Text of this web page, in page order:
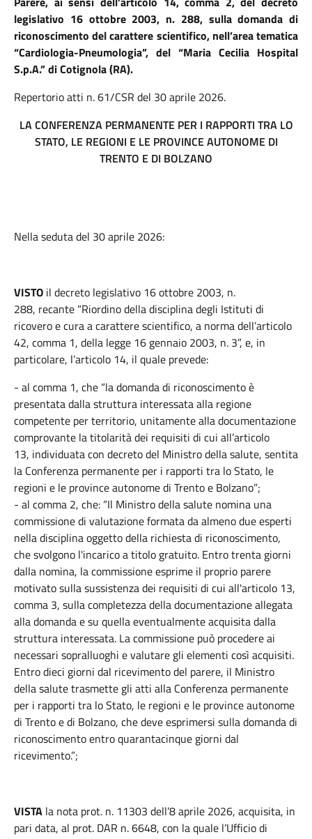
legislativo 16 ottobre 2003, n. 288, sulla domanda di
riconoscimento del carattere scientifico, nell’area tematica
“Cardiologia-Pneumologia”, del “Maria Cecilia Hospital
S.p.A.” di Cotignola (RA).
Repertorio atti n. 61/CSR del 30 aprile 2026.
LA CONFERENZA PERMANENTE PER I RAPPORTI TRA LO
STATO, LE REGIONI E LE PROVINCE AUTONOME DI
TRENTO E DI BOLZANO
Nella seduta del 30 aprile 2026:
VISTO il decreto legislativo 16 ottobre 2003, n.
288, recante “Riordino della disciplina degli Istituti di
ricovero e cura a carattere scientifico, a norma dell’articolo
42, comma 1, della legge 16 gennaio 2003, n. 3”, e, in
particolare, l’articolo 14, il quale prevede:
- al comma 1, che “la domanda di riconoscimento è
presentata dalla struttura interessata alla regione
competente per territorio, unitamente alla documentazione
comprovante la titolarità dei requisiti di cui all’articolo
13, individuata con decreto del Ministro della salute, sentita
la Conferenza permanente per i rapporti tra lo Stato, le
regioni e le province autonome di Trento e Bolzano”;
- al comma 2, che: “Il Ministro della salute nomina una
commissione di valutazione formata da almeno due esperti
nella disciplina oggetto della richiesta di riconoscimento,
che svolgono l'incarico a titolo gratuito. Entro trenta giorni
dalla nomina, la commissione esprime il proprio parere
motivato sulla sussistenza dei requisiti di cui all'articolo 13,
comma 3, sulla completezza della documentazione allegata
alla domanda e su quella eventualmente acquisita dalla
struttura interessata. La commissione può procedere ai
necessari sopralluoghi e valutare gli elementi così acquisiti.
Entro dieci giorni dal ricevimento del parere, il Ministro
della salute trasmette gli atti alla Conferenza permanente
per i rapporti tra lo Stato, le regioni e le province autonome
di Trento e di Bolzano, che deve esprimersi sulla domanda di
riconoscimento entro quarantacinque giorni dal
ricevimento.”;
VISTA la nota prot. n. 11303 dell’8 aprile 2026, acquisita, in
pari data, al prot. DAR n. 6648, con la quale l’Ufficio di